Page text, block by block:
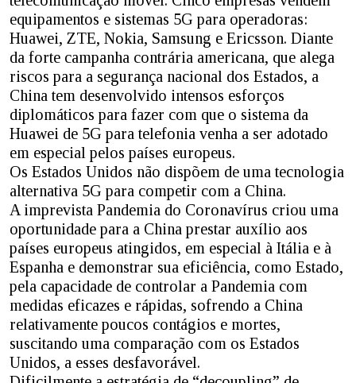
equipamentos e sistemas 5G para operadoras:
Huawei, ZTE, Nokia, Samsung e Ericsson. Diante
da forte campanha contrária americana, que alega
riscos para a segurança nacional dos Estados, a
China tem desenvolvido intensos esforços
diplomáticos para fazer com que o sistema da
Huawei de 5G para telefonia venha a ser adotado
em especial pelos países europeus.
Os Estados Unidos não dispõem de uma tecnologia
alternativa 5G para competir com a China.
A imprevista Pandemia do Coronavírus criou uma
oportunidade para a China prestar auxílio aos
países europeus atingidos, em especial à Itália e à
Espanha e demonstrar sua eficiência, como Estado,
pela capacidade de controlar a Pandemia com
medidas eficazes e rápidas, sofrendo a China
relativamente poucos contágios e mortes,
suscitando uma comparação com os Estados
Unidos, a esses desfavorável.